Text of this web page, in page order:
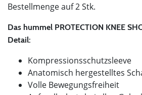
Bestellmenge auf 2 Stk.
Das hummel PROTECTION KNEE
Detail:
Kompressionsschutzsleeve
Anatomisch hergestelltes
Volle Bewegungsfreiheit